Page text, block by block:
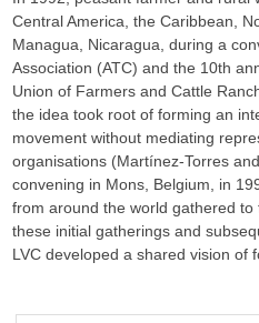
Central America, the Caribbean,
Managua, Nicaragua, during a
Association (ATC) and the 10th
Union of Farmers and Cattle
the idea took root of forming an
movement without mediating
organisations (Martínez-Torres
convening in Mons, Belgium, in
from around the world gathered
these initial gatherings and
LVC developed a shared vision of